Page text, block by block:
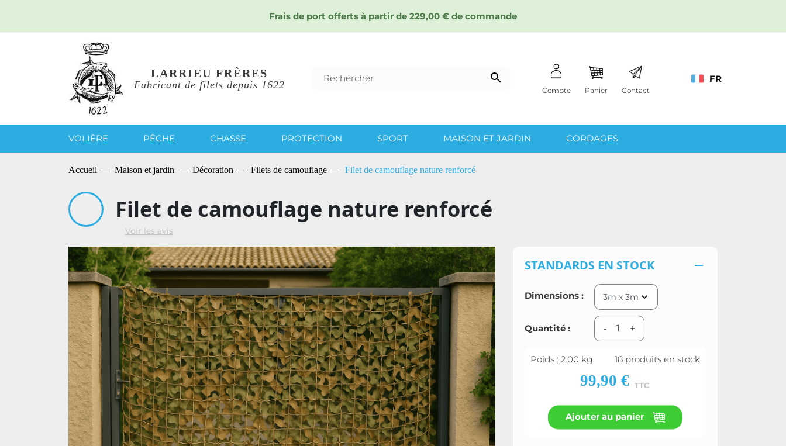
Frais de port offerts à partir de 229,00 € de commande
LARRIEU FRÈRES
Fabricant de filets depuis 1622 
Compte Panier Contact
FR
VOLIÈRE PÊCHE CHASSE PROTECTION SPORT MAISON ET JARDIN CORDAGES
Accueil Maison et jardin Décoration Filets de camouflage Filet de camouflage nature renforcé
Filet de camouflage nature renforcé
Voir les avis
STANDARDS EN STOCK 
Dimensions :
Quantité : - +
Poids : 2.00 kg 18 produits en stock
99,90 € TTC
Ajouter au panier